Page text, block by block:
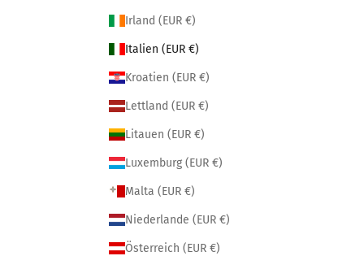
Irland (EUR €)
Italien (EUR €)
Kroatien (EUR €)
Lettland (EUR €)
Litauen (EUR €)
Luxemburg (EUR €)
Malta (EUR €)
Niederlande (EUR €)
Österreich (EUR €)